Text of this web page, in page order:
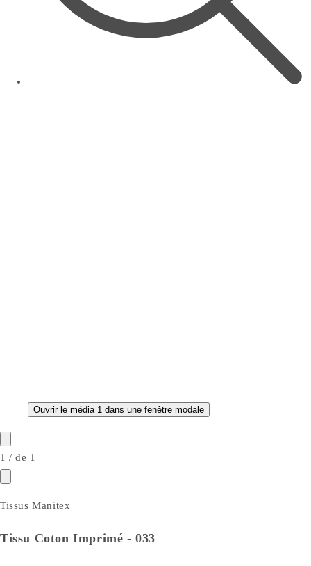
Ouvrir le média 1 dans une fenêtre modale
1 /de 1
Tissus Manitex
Tissu Coton Imprimé - 033